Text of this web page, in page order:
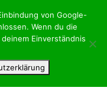
Search
mit unseren
von Google-
Wenn du die
Einverständnis